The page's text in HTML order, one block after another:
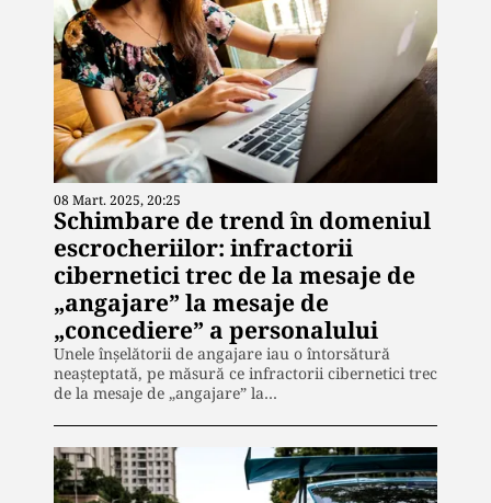
08 Mart. 2025, 20:25
Schimbare de trend în domeniul
escrocheriilor: infractorii
cibernetici trec de la mesaje de
„angajare” la mesaje de
„concediere” a personalului
Unele înșelătorii de angajare iau o întorsătură
neașteptată, pe măsură ce infractorii cibernetici trec
de la mesaje de „angajare” la…